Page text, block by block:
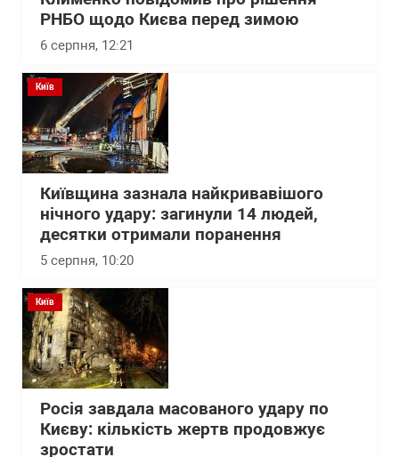
РНБО щодо Києва перед зимою
6 серпня, 12:21
Київ
Київщина зазнала найкривавішого
нічного удару: загинули 14 людей,
десятки отримали поранення
5 серпня, 10:20
Київ
Росія завдала масованого удару по
Києву: кількість жертв продовжує
зростати